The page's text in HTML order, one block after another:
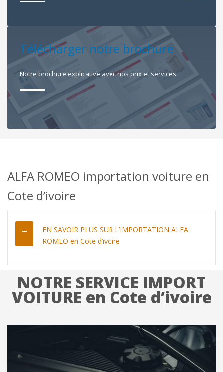
Télécharger notre brochure
Notre brochure explicative avec nos prix et services.
ALFA ROMEO importation voiture en
Cote d’ivoire
EN SAVOIR PLUS SUR L’IMPORTATION ALFA
ROMEO en Cote d’ivoire
NOTRE SERVICE IMPORT
VOITURE en Cote d’ivoire